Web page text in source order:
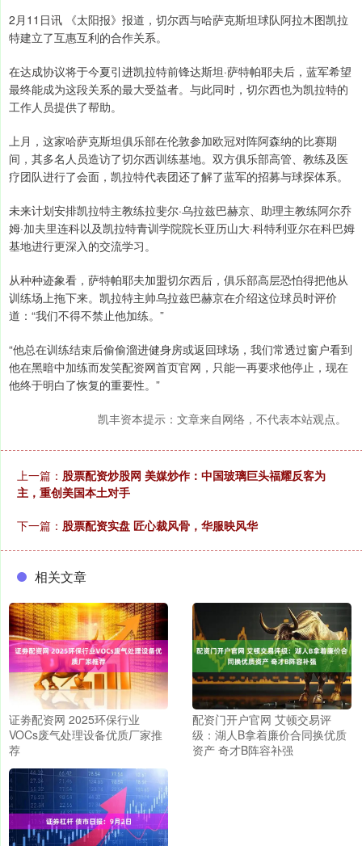
2月11日讯 《太阳报》报道，切尔西与哈萨克斯坦球队阿拉木图凯拉
特建立了互惠互利的合作关系。
在达成协议将于今夏引进凯拉特前锋达斯坦·萨特帕耶夫后，蓝军希望
最终能成为这段关系的最大受益者。与此同时，切尔西也为凯拉特的
工作人员提供了帮助。
上月，这家哈萨克斯坦俱乐部在伦敦参加欧冠对阵阿森纳的比赛期
间，其多名人员造访了切尔西训练基地。双方俱乐部高管、教练及医
疗团队进行了会面，凯拉特代表团还了解了蓝军的招募与球探体系。
未来计划安排凯拉特主教练拉斐尔·乌拉兹巴赫京、助理主教练阿尔乔
姆·加夫里连科以及凯拉特青训学院院长亚历山大·科特利亚尔在科巴姆
基地进行更深入的交流学习。
从种种迹象看，萨特帕耶夫加盟切尔西后，俱乐部高层恐怕得把他从
训练场上拖下来。凯拉特主帅乌拉兹巴赫京在介绍这位球员时评价
道：“我们不得不禁止他加练。”
“他总在训练结束后偷偷溜进健身房或返回球场，我们常透过窗户看到
他在黑暗中加练而发笑配资网首页官网，只能一再要求他停止，现在
他终于明白了恢复的重要性。”
凯丰资本提示：文章来自网络，不代表本站观点。
上一篇： 股票配资炒股网 美媒炒作：中国玻璃巨头福耀反客为
主，重创美国本土对手
下一篇： 股票配资实盘 匠心裁风骨，华服映风华
相关文章
证劵配资网 2025环保行业
VOCs废气处理设备优质厂家推
荐
配资门开户官网 艾顿交易评
级：湖人B拿着廉价合同换优质
资产 奇才B阵容补强